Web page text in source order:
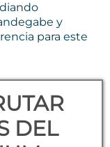
y
para este
DEL